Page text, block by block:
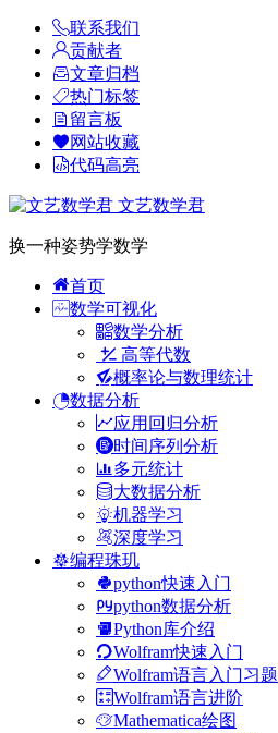
联系我们
贡献者
文章归档
热门标签
留言板
网站收藏
代码高亮
文艺数学君
换一种姿势学数学
首页
数学可视化
数学分析
高等代数
概率论与数理统计
数据分析
应用回归分析
时间序列分析
多元统计
大数据分析
机器学习
深度学习
编程珠玑
python快速入门
python数据分析
Python库介绍
Wolfram快速入门
Wolfram语言入门习题
Wolfram语言进阶
Mathematica绘图